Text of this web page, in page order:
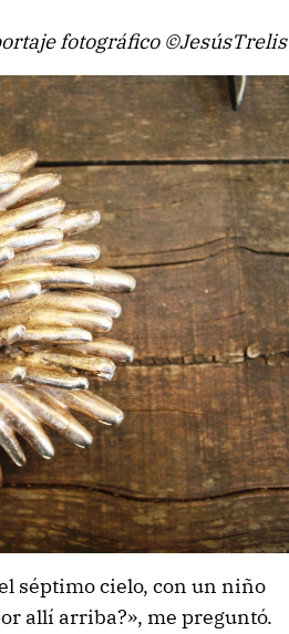
fotográfico ©JesúsTrelis
séptimo cielo, con un niño
allí arriba?», me preguntó.